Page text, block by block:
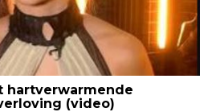
hartverwarmende
(video)